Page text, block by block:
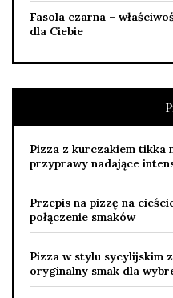
Fasola czarna –
dla Ciebie
Pizza z kurczakiem tikka
przyprawy nadające
Przepis na pizzę na
połączenie smaków
Pizza w stylu sycylijskim
oryginalny smak dla